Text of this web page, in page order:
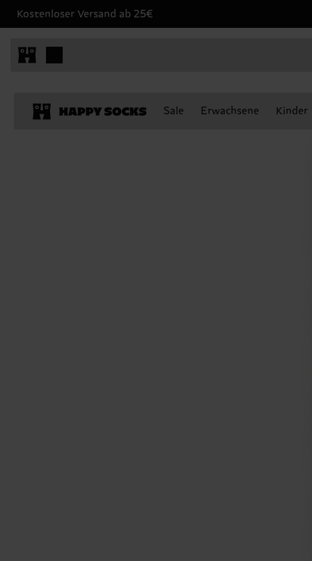
Kostenloser Versand ab 25€
Sale Erwachsene Kinder